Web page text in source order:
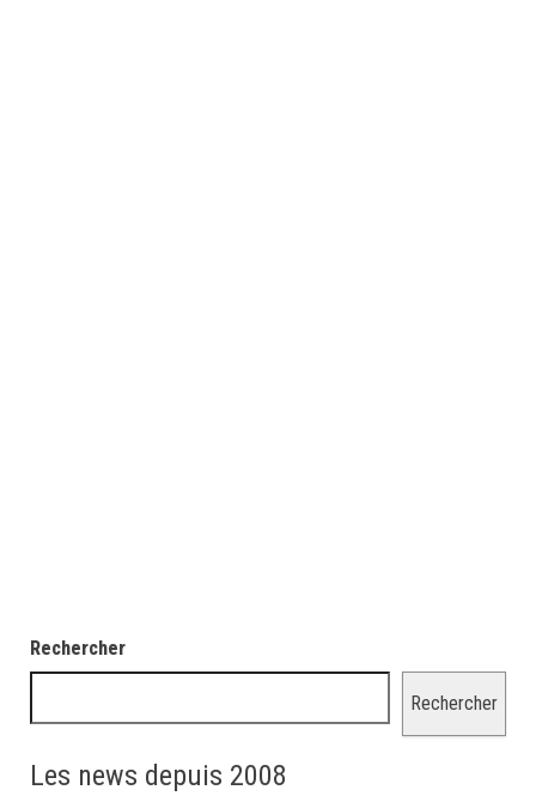
Rechercher
Rechercher
Les news depuis 2008